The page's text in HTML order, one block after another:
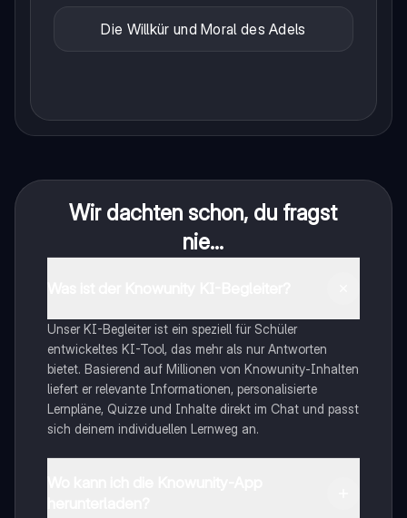
Die Willkür und Moral des Adels
Wir dachten schon, du fragst
nie...
Unser KI-Begleiter ist ein speziell für Schüler
entwickeltes KI-Tool, das mehr als nur Antworten
bietet. Basierend auf Millionen von Knowunity-Inhalten
liefert er relevante Informationen, personalisierte
Lernpläne, Quizze und Inhalte direkt im Chat und passt
sich deinem individuellen Lernweg an.